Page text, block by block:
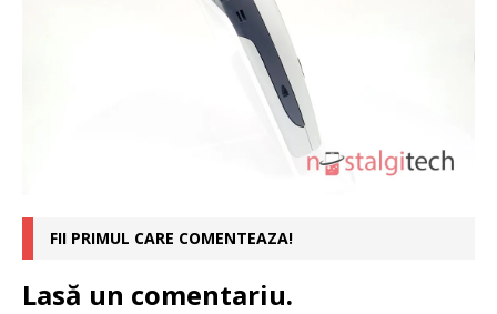
FII PRIMUL CARE COMENTEAZA!
Lasă un comentariu.